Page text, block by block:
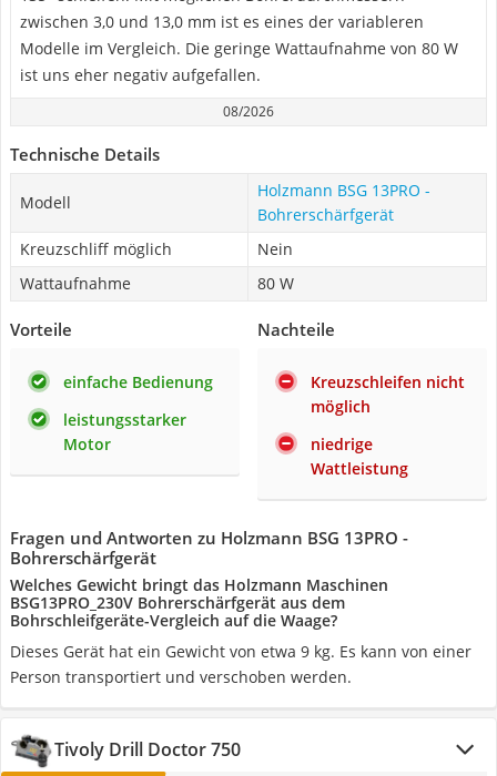
zwischen 3,0 und 13,0 mm ist es eines der variableren
Modelle im Vergleich. Die geringe Wattaufnahme von 80 W
ist uns eher negativ aufgefallen.
08/2026
Technische Details
Modell
Holzmann BSG 13PRO -
Bohrerschärfgerät
Kreuzschliff möglich
Nein
Wattaufnahme
80 W
Vorteile
einfache Bedienung
leistungsstarker
Motor
Nachteile
Kreuzschleifen nicht
möglich
niedrige
Wattleistung
Fragen und Antworten zu Holzmann BSG 13PRO -
Bohrerschärfgerät
Welches Gewicht bringt das Holzmann Maschinen
BSG13PRO_230V Bohrerschärfgerät aus dem
Bohrschleifgeräte-Vergleich auf die Waage?
Dieses Gerät hat ein Gewicht von etwa 9 kg. Es kann von einer
Person transportiert und verschoben werden.
Tivoly Drill Doctor 750